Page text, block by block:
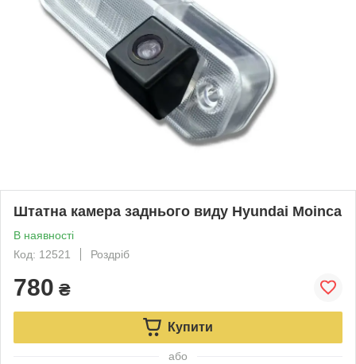
Штатна камера заднього виду Hyundai Moinca
В наявності
Код: 12521
Роздріб
780 ₴
Купити
або